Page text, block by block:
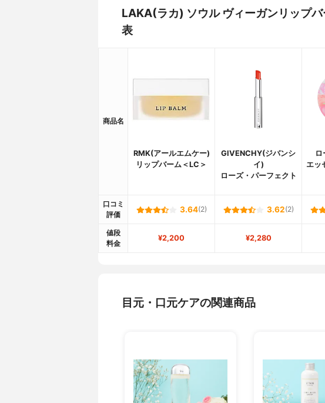
LAKA(ラカ) ソウル ヴィーガンリップ
表
商品名
RMK(アールエムケー)
リップバーム＜LC＞
GIVENCHY(ジバンシ
イ)
ローズ・パーフェクト
エッ
口コミ
評価
3.64(2) 3.62(2)
値段
料金
¥2,200 ¥2,280
目元・口元ケアの関連商品